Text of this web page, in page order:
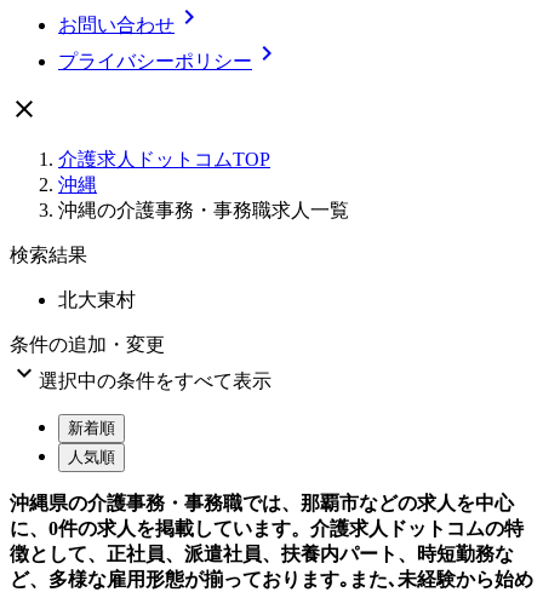
お問い合わせ 
プライバシーポリシー 

介護求人ドットコムTOP
沖縄
沖縄の介護事務・事務職求人一覧
検索結果
北大東村
条件の追加・変更
 選択中の条件をすべて表示
新着順
人気順
沖縄県の介護事務・事務職では、那覇市などの求人を中心
に、0件の求人を掲載しています。介護求人ドットコムの特
徴として、正社員、派遣社員、扶養内パート、時短勤務な
ど、多様な雇用形態が揃っております｡また､未経験から始め